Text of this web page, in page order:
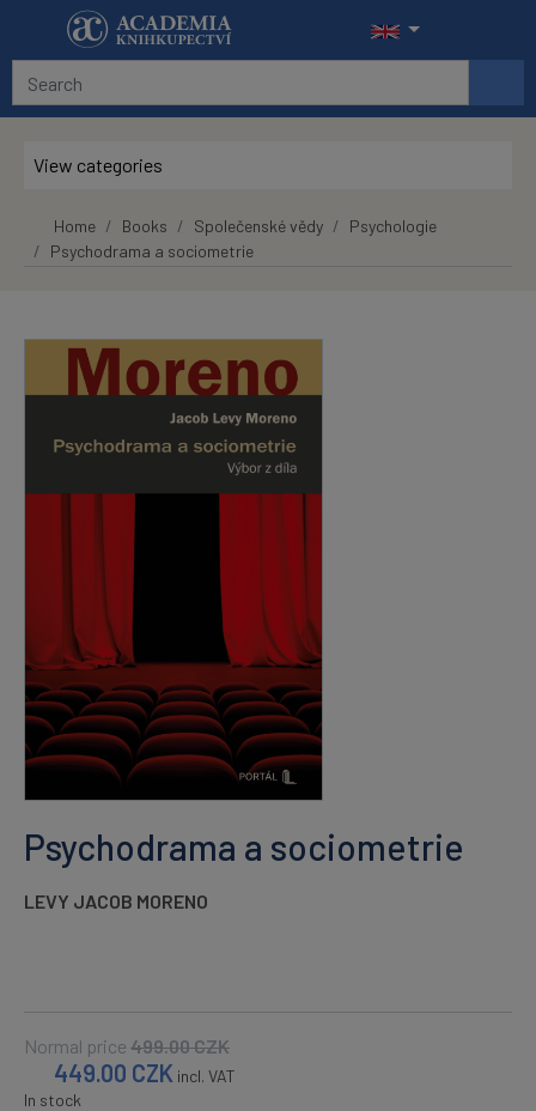
Skip to main content
View categories
Home Books Společenské vědy
Psychologie
Psychodrama a sociometrie
Psychodrama a sociometrie
LEVY JACOB MORENO
Normal price 499.00CZK
449.00 CZK incl. VAT
In stock